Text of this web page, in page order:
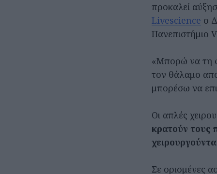
προκαλεί
Livescience ο
Πανεπιστήμιο
«Μπορώ να τη
τον θάλαμο
μπορέσω να
Οι απλές
κρατούν τους
Σε ορισμένες